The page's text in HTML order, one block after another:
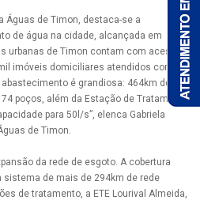
Águas de Timon, destaca-se a
de água na cidade, alcançada em
urbanas de Timon contam com acesso
imóveis domiciliares atendidos com
é grandiosa: 464km de
poços, além da Estação de Tratamento
para 50l/s”, elenca Gabriela
de Timon.
da rede de esgoto. A cobertura
sistema de mais de 294km de rede
de tratamento, a ETE Lourival Almeida,